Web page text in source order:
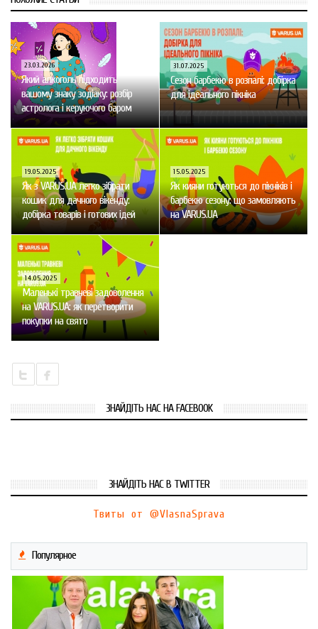
23.03.2026
Який алкоголь підходить
вашому знаку зодіаку: розбір
астролога і керуючого баром
31.07.2025
Сезон барбекю в розпалі: добірка
для ідеального пікніка
19.05.2025
Як з VARUS.UA легко зібрати
кошик для дачного вікенду:
добірка товарів і готових ідей
15.05.2025
Як кияни готуються до пікніків і
барбекю сезону: що замовляють
на VARUS.UA
14.05.2025
Маленькі травневі задоволення
на VARUS.UA: як перетворити
покупки на свято
ЗНАЙДІТЬ НАС НА FACEBOOK
ЗНАЙДІТЬ НАС В TWITTER
Твиты от @VlasnaSprava
Популярное